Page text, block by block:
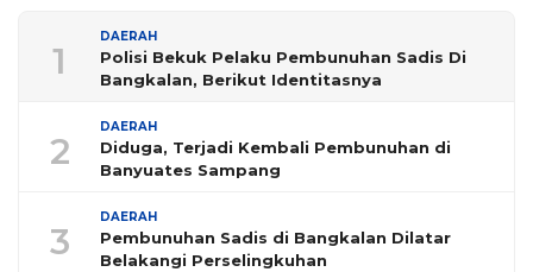
1
DAERAH
Polisi Bekuk Pelaku Pembunuhan Sadis Di
Bangkalan, Berikut Identitasnya
2
DAERAH
Diduga, Terjadi Kembali Pembunuhan di
Banyuates Sampang
3
DAERAH
Pembunuhan Sadis di Bangkalan Dilatar
Belakangi Perselingkuhan